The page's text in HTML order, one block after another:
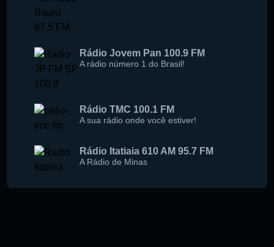
Rádio Jovem Pan 100.9 FM
A rádio número 1 do Brasil!
Rádio TMC 100.1 FM
A sua rádio onde você estiver!
Rádio Itatiaia 610 AM 95.7 FM
A Rádio de Minas